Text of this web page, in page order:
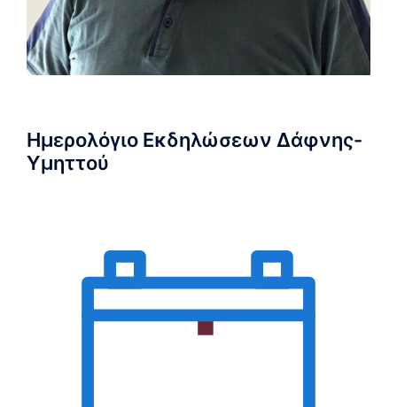
Ημερολόγιο Εκδηλώσεων Δάφνης-
Υμηττού